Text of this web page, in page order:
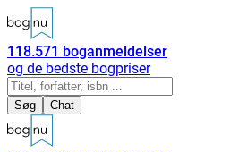
118.571 boganmeldelser
og de bedste bogpriser
Søg Chat